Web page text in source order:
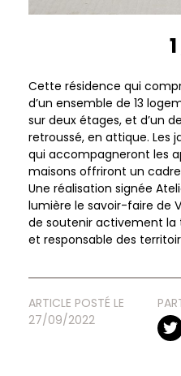
1
Cette résidence qui
d’un ensemble de 13
sur deux étages, et d’un
retroussé, en attique. Les
qui accompagneront les
maisons offriront un
Une réalisation signée
lumière le savoir-faire de
de soutenir activement
et responsable des
ARTICLE POSTÉ LE
27/09/2022